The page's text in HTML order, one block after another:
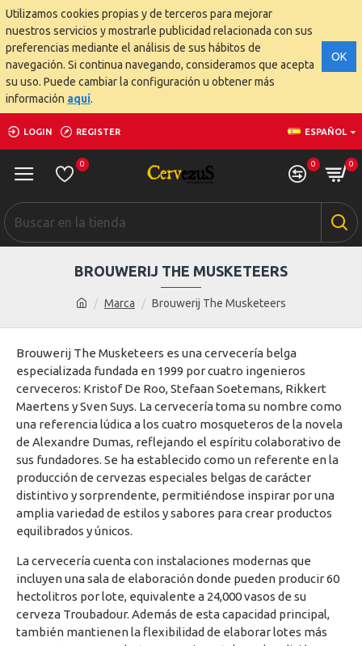
Utilizamos cookies propias y de terceros para mejorar
nuestros servicios y mostrarle publicidad relacionada con sus
preferencias mediante el análisis de sus hábitos de
navegación. Si continua navegando, consideramos que acepta
su uso. Puede cambiar la configuración u obtener más
información aquí.
OK
LOGIN REGISTER ESPAÑOL
0 0 0
Marca Brouwerij The Musketeers
BROUWERIJ THE MUSKETEERS
Brouwerij The Musketeers es una cervecería belga
especializada fundada en 1999 por cuatro ingenieros
cerveceros: Kristof De Roo, Stefaan Soetemans, Rikkert
Maertens y Sven Suys. La cervecería toma su nombre como
una referencia lúdica a los cuatro mosqueteros de la novela
de Alexandre Dumas, reflejando el espíritu colaborativo de
sus fundadores. Se ha establecido como un referente en la
producción de cervezas especiales belgas de carácter
distintivo y sorprendente, permitiéndose inspirar por una
amplia variedad de estilos y sabores para crear productos
equilibrados y únicos.
La cervecería cuenta con instalaciones modernas que
incluyen una sala de elaboración donde pueden producir 60
hectolitros por lote, equivalente a 24,000 vasos de su
cerveza Troubadour. Además de esta capacidad principal,
también mantienen la flexibilidad de elaborar lotes más